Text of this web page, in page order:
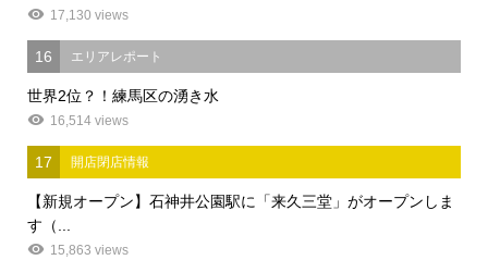
17,130 views
16 エリアレポート
世界2位？！練馬区の湧き水
16,514 views
17 開店閉店情報
【新規オープン】石神井公園駅に「来久三堂」がオープンしま
す（...
15,863 views